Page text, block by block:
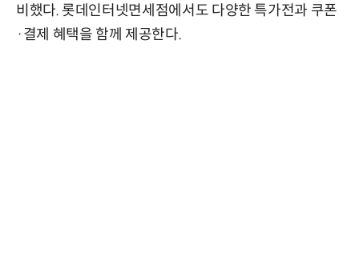
비했다. 롯데인터넷면세점에서도 다양한 특가전과 쿠폰
·결제 혜택을 함께 제공한다.